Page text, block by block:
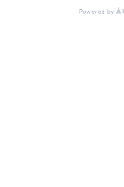
Powered by